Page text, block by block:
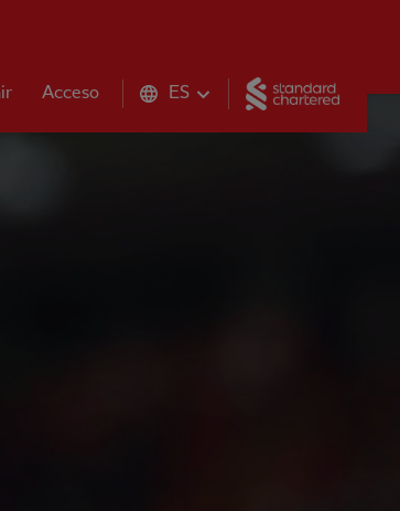
Acceso ES